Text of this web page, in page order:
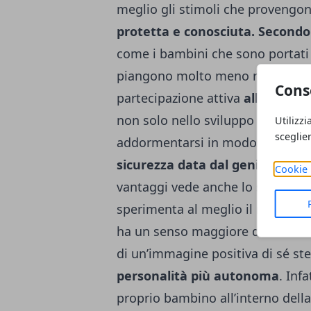
Cookie
meglio gli stimoli che
protetta e conosciuta.
come i bambini che sono
piangono molto meno rispetto a
partecipazione attiva alle
non solo nello sviluppo
addormentarsi in modo più
sicurezza data dal genitore.
vantaggi vede anche lo
sperimenta al meglio il mondo
ha un senso maggiore di
di un’immagine positiva di sé
personalità più autonoma.
proprio bambino all’interno